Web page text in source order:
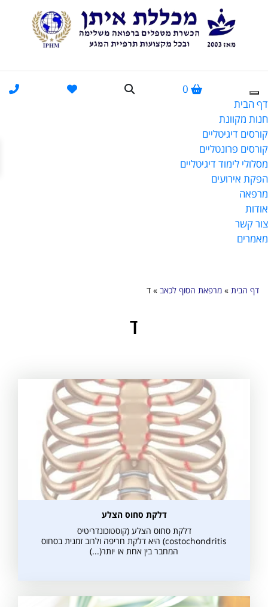
0
דף הבית
חנות מקוונת
קורסים דיגיטליים
קורסים פרונטליים
מסלולי לימוד דיגיטליים
הפקת אירועים
מרפאה
אודות
צור קשר
מאמרים
דף הבית » מרפאת הסוף לכאב » ד
ד
דלקת סחוס הצלע
דלקת סחוס הצלע (קוסטוכונדריטיס
costochondritis) היא דלקת חריפה ולרוב זמנית בסחוס
המחבר בין אחת או יותר(...)